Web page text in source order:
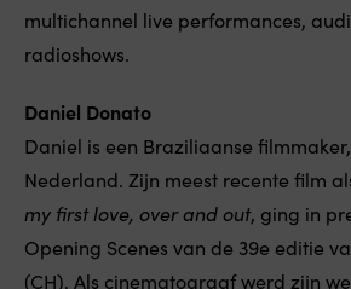
multichannel live performances,
radioshows.
Daniel Donato
Daniel is een Braziliaanse
Nederland. Zijn meest recente film
my first love, over and out, ging in
Opening Scenes van de 39e editie
(CH). Als cinematograaf werd zijn